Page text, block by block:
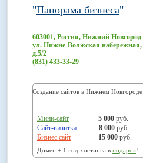
"Панорама бизнеса"
603001, Россия, Нижний Новгород
ул. Нижне-Волжская набережная,
д.5/2
(831) 433-33-29
Создание сайтов в Нижнем Новгороде
Мини-сайт 5 000 руб.
Сайт-визитка
8 000 руб.
Бизнес сайт
15 000 руб.
Домен + 1 год хостинга в подарок!